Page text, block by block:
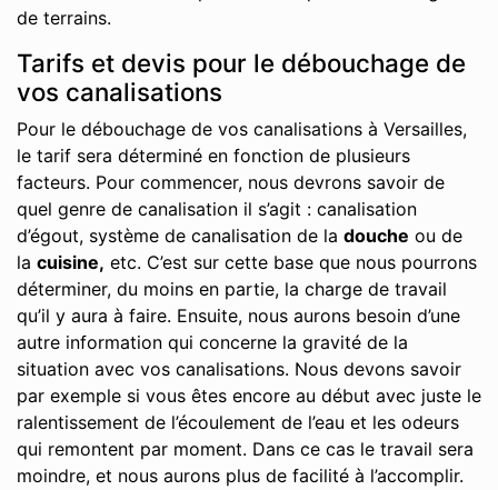
de terrains.
Tarifs et devis pour le débouchage de
vos canalisations
Pour le débouchage de vos canalisations à Versailles,
le tarif sera déterminé en fonction de plusieurs
facteurs. Pour commencer, nous devrons savoir de
quel genre de canalisation il s’agit : canalisation
d’égout, système de canalisation de la douche ou de
la cuisine, etc. C’est sur cette base que nous pourrons
déterminer, du moins en partie, la charge de travail
qu’il y aura à faire. Ensuite, nous aurons besoin d’une
autre information qui concerne la gravité de la
situation avec vos canalisations. Nous devons savoir
par exemple si vous êtes encore au début avec juste le
ralentissement de l’écoulement de l’eau et les odeurs
qui remontent par moment. Dans ce cas le travail sera
moindre, et nous aurons plus de facilité à l’accomplir.